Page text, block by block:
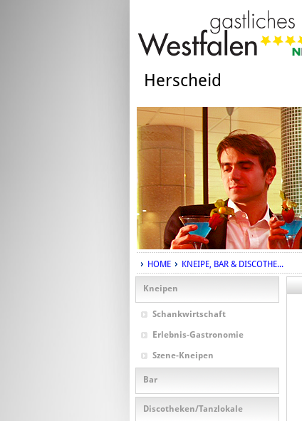
Herscheid
HOME KNEIPE, BAR & DISCOTHE...
Kneipen
Schankwirtschaft
Erlebnis-Gastronomie
Szene-Kneipen
Bar
Discotheken/Tanzlokale